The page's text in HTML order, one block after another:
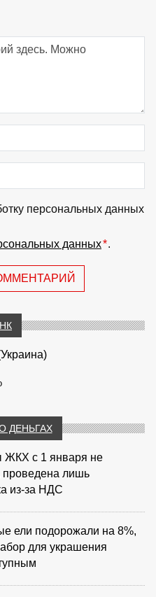
персональных данных
данных*.
ДЕНЬГАХ
с 1 января не
лишь
из‑за НДС
ели подорожали на 8%,
для украшения